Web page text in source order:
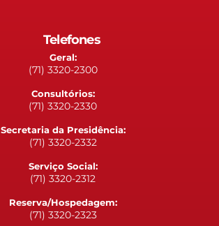
Telefones
Geral:
(71) 3320-2300
Consultórios:
(71) 3320-2330
Secretaria da Presidência:
(71) 3320-2332
Serviço Social:
(71) 3320-2312
Reserva/Hospedagem:
(71) 3320-2323